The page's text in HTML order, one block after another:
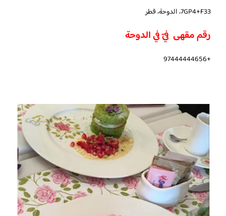
7GP4+F33، الدوحة، قطر
رقم مقهى فيّفي الدوحة
+97444444656